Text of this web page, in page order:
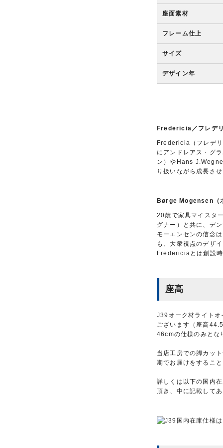
座面素材
フレーム仕上
サイズ
デザイン年
Fredericia／フレデ
Fredericia（フレデ
にアンドレアス・グ
ン）やHans
り扱いながら成長さ
Børge Mogensen（
20歳で家具マイスタ
グナー）と共に、デ
モーエンセンの信念
も、大衆視点のデザ
Fredericiaとは創設時
座高
J39オーク材ライト
ございます（座高
46cmの仕様のみとな
当店工房での脚カッ
期でお届けをするこ
詳しくは以下の国内
頂き、中に記載して